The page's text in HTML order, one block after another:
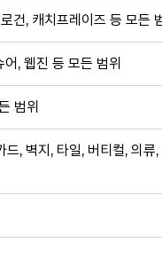
건, 캐치프레이즈 등 모든
어, 웹진 등 모든 범위
범위
드, 벽지, 타일, 버티컬, 의